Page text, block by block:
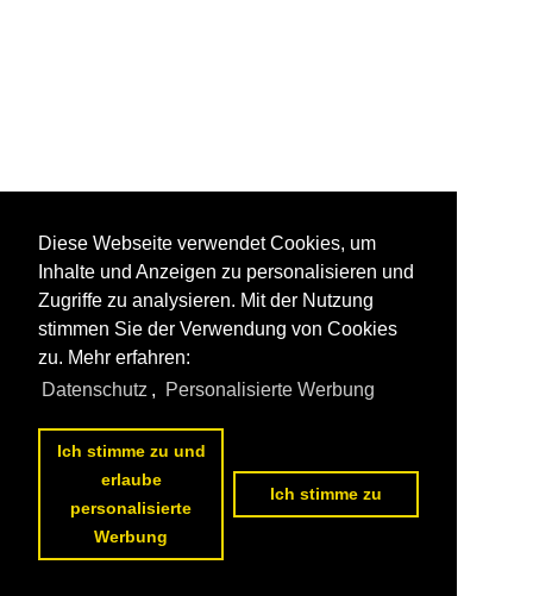
Diese Webseite verwendet Cookies, um
Inhalte und Anzeigen zu personalisieren und
Zugriffe zu analysieren. Mit der Nutzung
stimmen Sie der Verwendung von Cookies
zu. Mehr erfahren:
Datenschutz , Personalisierte Werbung
Ich stimme zu und
erlaube
personalisierte
Werbung
Ich stimme zu